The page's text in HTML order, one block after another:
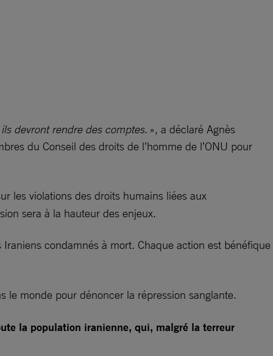
devront rendre des comptes. », a déclaré Agnès
du Conseil des droits de l’homme de l’ONU pour
les violations des droits humains liées aux
sera à la hauteur des enjeux.
Iraniens condamnés à mort. Chaque action est bénéfique
le monde pour dénoncer la répression sanglante.
la population iranienne, qui, malgré la terreur